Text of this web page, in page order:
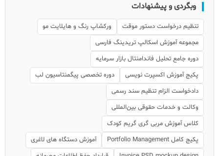
وبگردی و پیشنهادات
تنظیم درخواست دستور موقت
ورکشاپ رنگ و هایلایت مو
مجموعه آموزش اسکالپ تریدینگ فارسی
دوره جامع تحلیل فاندامنتال بازار سرمایه
پکیج آموزش اکسپرت نویسی
دوره تخصصی پیگمنتاسیون لب
دادخواست الزام تنظیم سند رسمی
وکالت و خدمات حقوقی بین‌المللی
کلاس آموزش مربی گری گریم کودک
پکیج کامل Portfolio Management
آموزش دستگاه های لاغری